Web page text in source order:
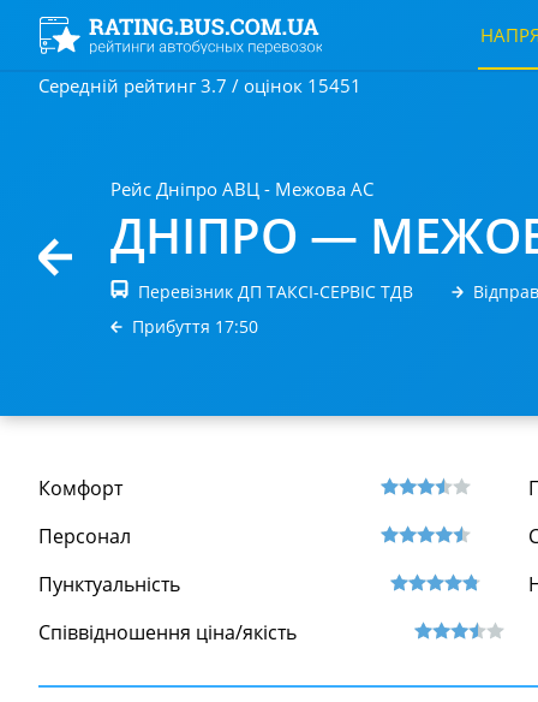
Середній рейтинг 3.7 / оцінок 15451
Рейс Дніпро АВЦ - Межова АС
ДНІПРО —
Перевізник ДП ТАКСI-СЕРВIС ТДВ
Прибуття 17:50
Комфорт
Персонал
Пунктуальність
Співвідношення ціна/якість